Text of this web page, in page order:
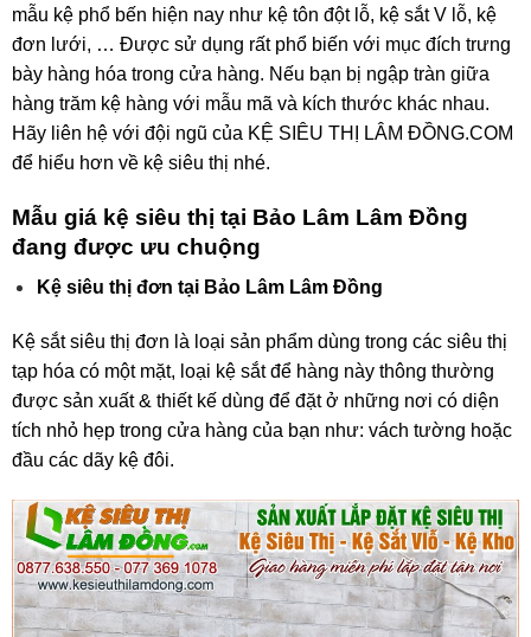
mẫu kệ phổ bến hiện nay như kệ tôn đột lỗ, kệ sắt V lỗ, kệ
đơn lưới, … Được sử dụng rất phổ biến với mục đích trưng
bày hàng hóa trong cửa hàng. Nếu bạn bị ngập tràn giữa
hàng trăm kệ hàng với mẫu mã và kích thước khác nhau.
Hãy liên hệ với đội ngũ của KỆ SIÊU THỊ LÂM ĐỒNG.COM
để hiểu hơn về kệ siêu thị nhé.
Mẫu giá kệ siêu thị tại Bảo Lâm Lâm Đồng
đang được ưu chuộng
Kệ siêu thị đơn tại Bảo Lâm Lâm Đồng
Kệ sắt siêu thị đơn là loại sản phẩm dùng trong các siêu thị
tạp hóa có một mặt, loại kệ sắt để hàng này thông thường
được sản xuất & thiết kế dùng để đặt ở những nơi có diện
tích nhỏ hẹp trong cửa hàng của bạn như: vách tường hoặc
đầu các dãy kệ đôi.